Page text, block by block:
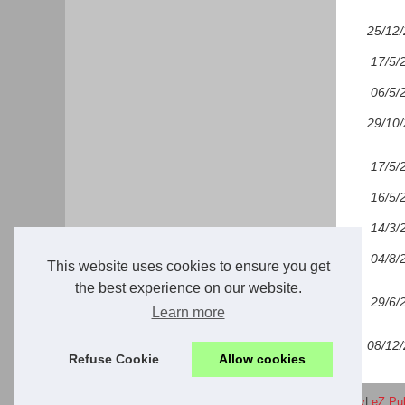
This website uses cookies to ensure you get
the best experience on our website.
Learn more
Refuse Cookie Allow cookies
25/
17/5/
06/5/
29/
17/5/
16/5/
14/3/
04/8/
29/6/
08/
Cookies Policy eZ